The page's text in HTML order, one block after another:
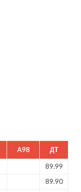
A98 ДТ
89.99
89.90